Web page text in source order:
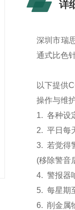
详
深圳市瑞
通式比色
以下提供
操作与维
1.各种设
2.平日每
3. 若觉得
(移除警音
4.警报器
5.每星期
6.削金属